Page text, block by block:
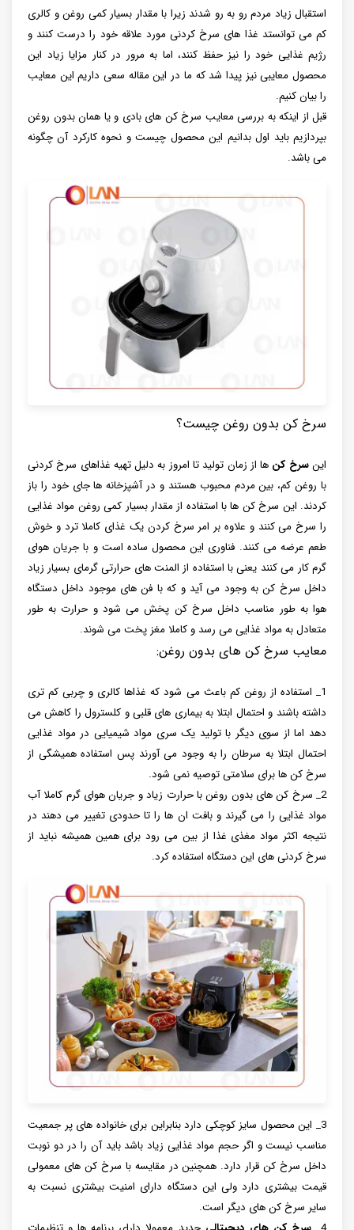
استقبال زیاد مردم رو به رو شدند زیرا با مقدار بسیار کمی روغن و کالری
کم می توانستد غذا های سرخ کردنی مورد علاقه خود را درست کنند و
رژیم غذایی خود را نیز حفظ کنند، اما به مرور در کنار مزایا زیاد این
محصول معایبی نیز پیدا شد که ما در این مقاله سعی داریم این معایب
را بیان کنیم.
قبل از اینکه به بررسی معایب سرخ کن های بادی و یا همان بدون روغن
بپردازیم باید اول بدانیم این محصول چیست و نحوه کارکرد آن چگونه
می باشد.
سرخ کن بدون روغن چیست؟
اینسرخ کن ها از زمان تولید تا امروز به دلیل تهیه غذاهای سرخ کردنی
با روغن کم، بین مردم محبوب هستند و در آشپزخانه ها جای خود را باز
کردند. این سرخ کن ها با استفاده از مقدار بسیار کمی روغن مواد غذایی
را سرخ می کنند و علاوه بر امر سرخ کردن یک غذای کاملا ترد و خوش
طعم عرضه می کنند. فناوری این محصول ساده است و با جریان هوای
گرم کار می کنند یعنی با استفاده از المنت های حرارتی گرمای بسیار زیاد
داخل سرخ کن به وجود می آید و که با فن های موجود داخل دستگاه
هوا به طور مناسب داخل سرخ کن پخش می شود و حرارت به طور
متعادل به مواد غذایی می رسد و کاملا مغز پخت می شوند.
معایب سرخ کن های بدون روغن:
1_ استفاده از روغن کم باعث می شود که غذاها کالری و چربی کم تری
داشته باشند و احتمال ابتلا به بیماری های قلبی و کلسترول را کاهش می
دهد اما از سوی دیگر با تولید یک سری مواد شیمیایی در مواد غذایی
احتمال ابتلا به سرطان را به وجود می آورند پس استفاده همیشگی از
سرخ کن ها برای سلامتی توصیه نمی شود.
2_ سرخ کن های بدون روغن با حرارت زیاد و جریان هوای گرم کاملا آب
مواد غذایی را می گیرند و بافت ان ها را تا حدودی تغییر می دهند در
نتیجه اکثر مواد مغذی غذا از بین می رود برای همین همیشه نباید از
سرخ کردنی های این دستگاه استفاده کرد.
3_ این محصول سایز کوچکی دارد بنابراین برای خانواده های پر جمعیت
مناسب نیست و اگر حجم مواد غذایی زیاد باشد باید آن را در دو نوبت
داخل سرخ کن قرار دارد. همچنین در مقایسه با سرخ کن های معمولی
قیمت بیشتری دارد ولی این دستگاه دارای امنیت بیشتری نسبت به
سایر سرخ کن های دیگر است.